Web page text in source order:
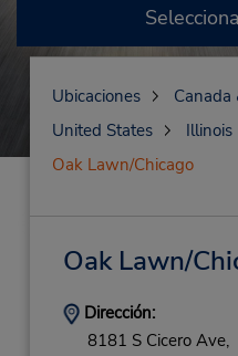
Ubicaciones
Canada
United States
Illinois
Oak Lawn/Chicago
Oak Lawn/
Dirección:
8181 S Cicero Ave,